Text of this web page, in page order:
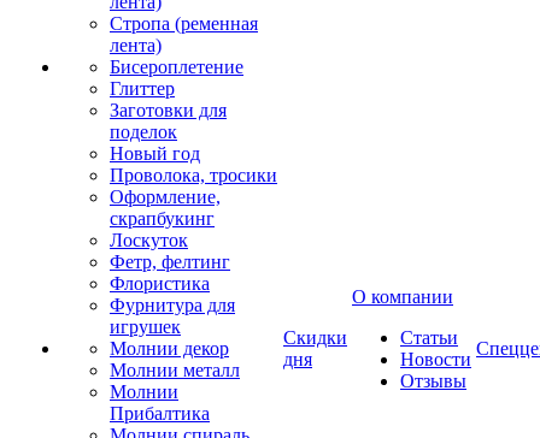
Стропа (ременная
лента)
Бисероплетение
Глиттер
Заготовки для
поделок
Новый год
Проволока, тросики
Оформление,
скрапбукинг
Лоскуток
Фетр, фелтинг
Флористика
Фурнитура для
игрушек
Молнии декор
Молнии металл
Молнии
Прибалтика
Скидки
дня
О компании
Статьи
Новости
Отзывы